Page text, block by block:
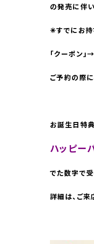
の発売に伴
✳︎すでにお持
「クーポン」
ご予約の際
お誕生日特
ハッピー
でた数字で
詳細は、